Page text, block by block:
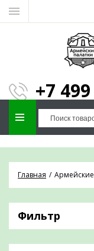
+7
Главная Армейские
Фильтр
МЫ
Отправим